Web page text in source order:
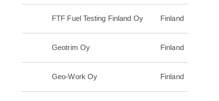
FTF Fuel Testing Finland Oy Finland
Geotrim Oy Finland
Geo-Work Oy Finland